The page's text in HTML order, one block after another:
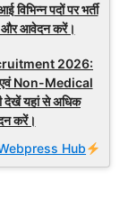
पदों पर भर्ती
और आवेदन करें।
2026:
Non-Medical
देखें यहां से अधिक
करें।
Hub